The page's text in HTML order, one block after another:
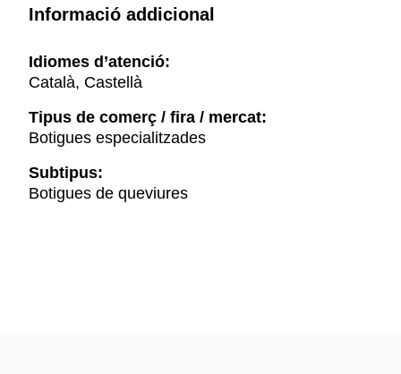
Informació addicional
Idiomes d’atenció:
Català, Castellà
Tipus de comerç / fira / mercat:
Botigues especialitzades
Subtipus:
Botigues de queviures